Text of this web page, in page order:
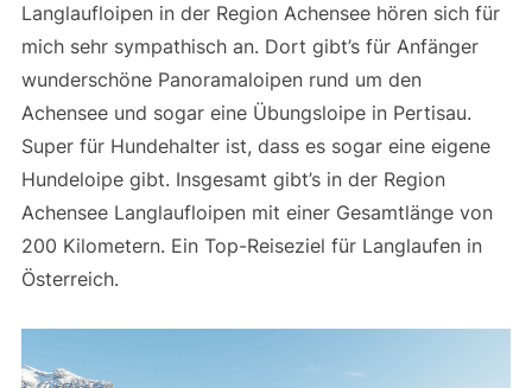
Langlaufloipen in der Region Achensee hören sich für
mich sehr sympathisch an. Dort gibt’s für Anfänger
wunderschöne Panoramaloipen rund um den
Achensee und sogar eine Übungsloipe in Pertisau.
Super für Hundehalter ist, dass es sogar eine eigene
Hundeloipe gibt. Insgesamt gibt’s in der Region
Achensee Langlaufloipen mit einer Gesamtlänge von
200 Kilometern. Ein Top-Reiseziel für Langlaufen in
Österreich.